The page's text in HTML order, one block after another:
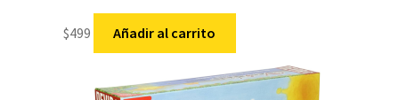
$499 Añadir al carrito